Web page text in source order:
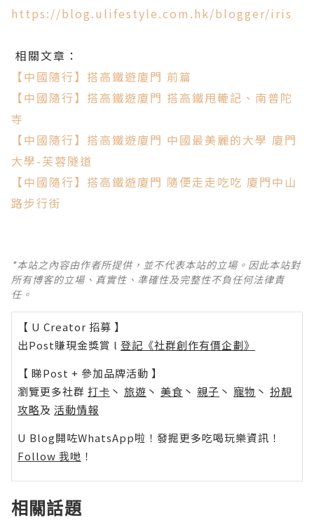
https://blog.ulifestyle.com.hk/blogger/iris
相關文章：
【中國隨行】搭高鐵遊廈門 前篇
【中國隨行】搭高鐵遊廈門 搭高鐵甩轆記、南普陀
寺
【中國隨行】搭高鐵遊廈門 中國最美麗的大學 廈門
大學-芙蓉隧道
【中國隨行】搭高鐵遊廈門 隨便走走吃吃 廈門中山
路步行街
*本站之內容由作者所提供，並不代表本站的立場。因此本站對
所有博客的立場、真實性、準確性及完整性不負任何法律責
任。
【 U Creator 招募 】
出Post賺現金獎賞 l 登記《社群創作有價企劃》
【 睇Post + 參加品牌活動 】
瀏覽更多社群 打卡 丶 旅遊 丶 美食 丶 親子 丶 寵物 丶 扮靚
攻略及 活動情報
U Blog開咗WhatsApp啦！發掘更多吃喝玩樂資訊！
Follow 我哋 ！
相關話題